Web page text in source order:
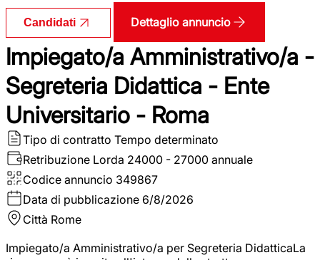
Candidati Dettaglio annuncio
Impiegato/a Amministrativo/a -
Segreteria Didattica - Ente
Universitario - Roma
Tipo di contratto Tempo determinato
Retribuzione Lorda 24000 - 27000 annuale
Codice annuncio 349867
Data di pubblicazione 6/8/2026
Città Rome
Impiegato/a Amministrativo/a per Segreteria DidatticaLa